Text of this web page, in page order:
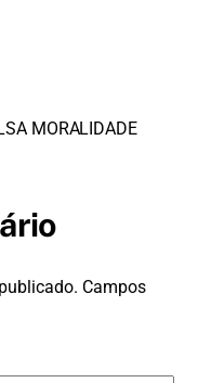
MORALIDADE
Campos